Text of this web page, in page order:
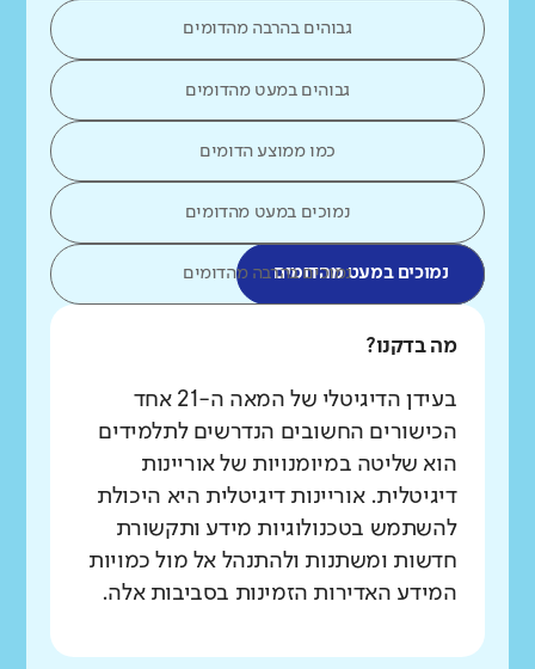
גבוהים בהרבה מהדומים
גבוהים במעט מהדומים
כמו ממוצע הדומים
נמוכים במעט מהדומים
נמוכים במעט מהדומיםנמוכים בהרבה מהדומים
מה בדקנו?
בעידן הדיגיטלי של המאה ה-21 אחד
הכישורים החשובים הנדרשים לתלמידים
הוא שליטה במיומנויות של אוריינות
דיגיטלית. אוריינות דיגיטלית היא היכולת
להשתמש בטכנולוגיות מידע ותקשורת
חדשות ומשתנות ולהתנהל אל מול כמויות
המידע האדירות הזמינות בסביבות אלה.